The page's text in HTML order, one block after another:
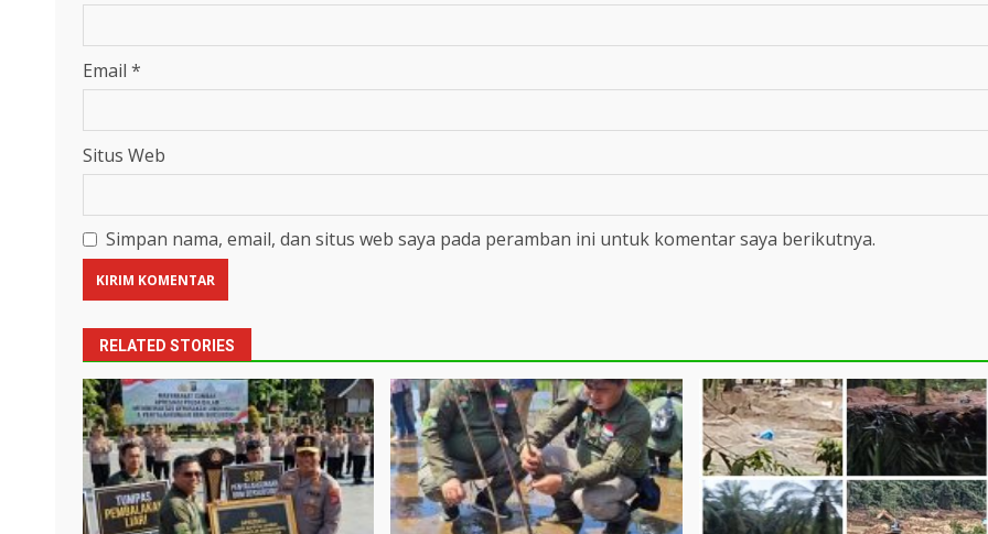
Email *
Situs Web
Simpan nama, email, dan situs web saya pada peramban ini untuk komentar saya berikutnya.
RELATED STORIES